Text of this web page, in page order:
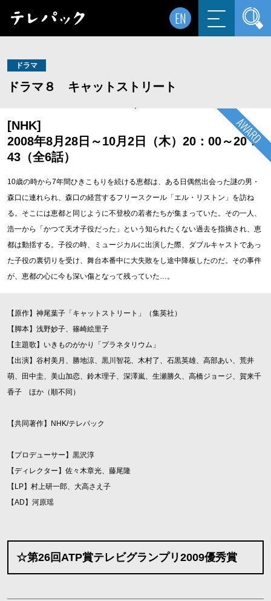
EN
ドラマ
ドラマ８ キャットストリート
[NHK]
2008年8月28日～10月2日（木）20：00～20：
43（全6話）
10歳の時から7年間ひきこもりを続ける恵都は、ある日偶然出会った謎の男・
森口に連れられ、森口の経営するフリースクール「エル・リストン」を訪ね
る。そこには恵都と同じように不登校の若者たちが集まっていた。その一人、
浩一から「かつて天才子役だった」という知られたくない過去を指摘され、恵
都は動揺する。子役の時、ミュージカルに出演した際、ダブルキャストであっ
た子役の裏切りを受け、舞台本番中に大失敗をし途中降板したのだ。その事件
が、恵都の心に今も深い傷となって残っていた…。
【原作】神尾葉子「キャットストリート」（集英社）
【脚本】浅野妙子、篠崎絵里子
【主題歌】いきものがかり「プラネタリウム」
【出演】谷村美月、勝地涼、黒川智花、木村了、石黒英雄、高部あい、荒井
萌、田中圭、美山加恋、鈴木理子、深澤嵐、生瀬勝久、高橋ジョージ、賀来千
香子 ほか（順不同）
【共同著作】NHK/テレパック
【プロデューサー】黒沢淳
【ディレクター】佐々木章光、藤尾隆
【LP】村上研一郎、大高さえ子
【AD】河原瑶
☆第26回ATP賞テレビグランプリ2009優秀賞